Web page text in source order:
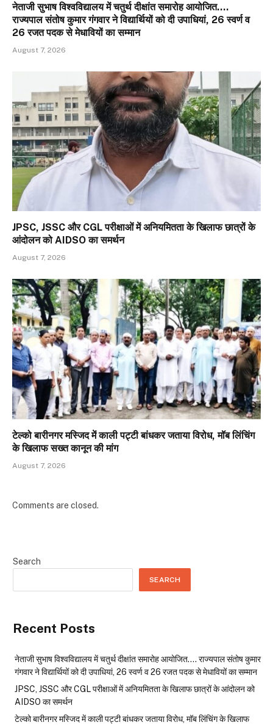
नेताजी सुभाष विश्वविद्यालय में चतुर्थ दीक्षांत समारोह आयोजित….
राज्यपाल संतोष कुमार गंगवार ने विद्यार्थियों को दी उपाधियां, 26 स्वर्ण व
26 रजत पदक से मेधावियों का सम्मान
August 7, 2026
JPSC, JSSC और CGL परीक्षाओं में अनियमितता के खिलाफ छात्रों के
आंदोलन को AIDSO का समर्थन
August 7, 2026
टेल्को बारीनगर मस्जिद में काली पट्टी बांधकर जताया विरोध, मॉब लिंचिंग
के खिलाफ सख्त कानून की मांग
August 7, 2026
Comments are closed.
Search
SEARCH
Recent Posts
नेताजी सुभाष विश्वविद्यालय में चतुर्थ दीक्षांत समारोह आयोजित…. राज्यपाल संतोष कुमार
गंगवार ने विद्यार्थियों को दी उपाधियां, 26 स्वर्ण व 26 रजत पदक से मेधावियों का सम्मान
JPSC, JSSC और CGL परीक्षाओं में अनियमितता के खिलाफ छात्रों के आंदोलन को
AIDSO का समर्थन
टेल्को बारीनगर मस्जिद में काली पट्टी बांधकर जताया विरोध, मॉब लिंचिंग के खिलाफ